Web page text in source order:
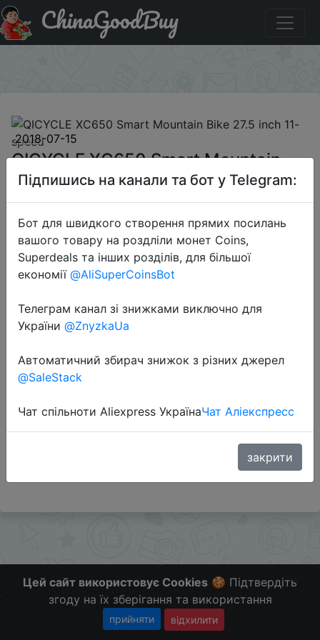
Придбати по акціи QICYCLE XC650 Smart Mountain Bike
27.5 inch 11-speed
ChinaGoodBuy
2018-07-15
QICYCLE XC650 Smart Mountain
Bike 27.5 inch 11-speed
$499.99
Перейти до магазину
Додаткова інформація відсутня.
Слідкуйте за знижками на мобільному, в телеграм
Цей сайт використовує Cookies 🍪 Підтвердіть
згоду на їх зберігання та використання
прийняти відхилити
Підпишись на канали та бот у Telegram:
Бот для швидкого створення прямих посилань
вашого товару на роздліли монет Coins,
Superdeals та інших розділів, для більшої
економії @AliSuperCoinsBot
Телеграм канал зі знижками виключно для
України @ZnyzkaUa
Автоматичний збирач знижок з різних джерел
@SaleStack
Чат спільноти Aliexpress УкраїнаЧат Аліекспресс
закрити